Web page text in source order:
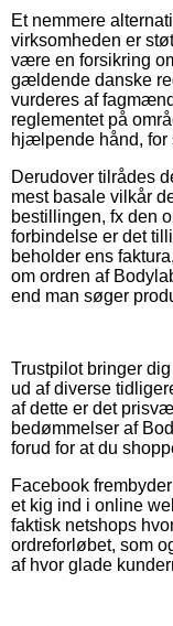
Et nemmere
virksomheden er
være en forsikring
gældende danske
vurderes af
reglementet på
hjælpende hånd, for
Derudover tilrådes
mest basale vilkår
bestillingen, fx den
forbindelse er det
beholder ens
om ordren af
end man søger
Trustpilot bringer
ud af diverse
af dette er det
bedømmelser af
forud for at du
Facebook
et kig ind i online
faktisk netshops
ordreforløbet, som
af hvor glade